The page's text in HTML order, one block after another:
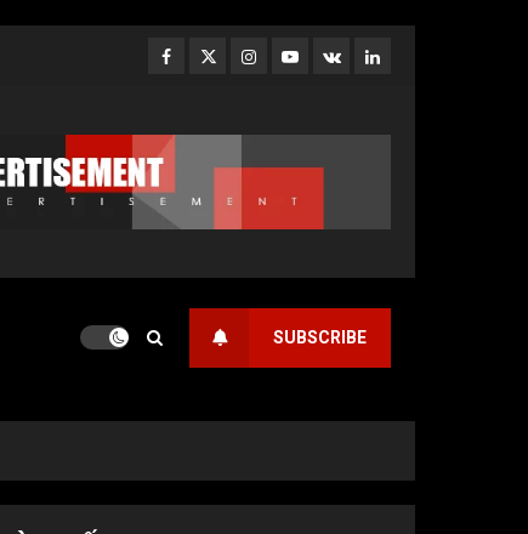
Facebook
TwitterInstagram
Youtube
VK LinkedIn
SUBSCRIBE